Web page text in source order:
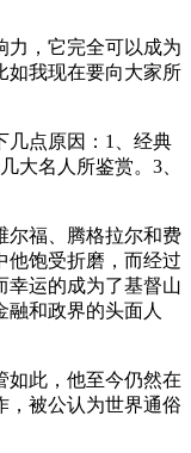
力，它完全可以成为
如我现在要向大家所
几点原因：1、经典
大名人所鉴赏。3、
尔福、腾格拉尔和费
他饱受折磨，而经过
幸运的成为了基督山
和政界的头面人
如此，他至今仍然在
，被公认为世界通俗